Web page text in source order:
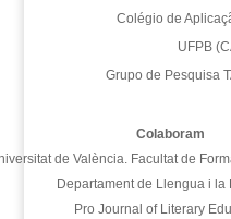
Colégio de
UFPB
Grupo de Pesquisa
Colaboram
de València. Facultat de
Departament de Llengua i la
Pro Journal of Literary